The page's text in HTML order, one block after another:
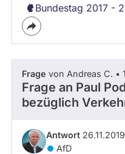
Bundestag 2017 -
Frage von Andreas C. •
Frage an Paul
bezüglich
Antwort
AfD